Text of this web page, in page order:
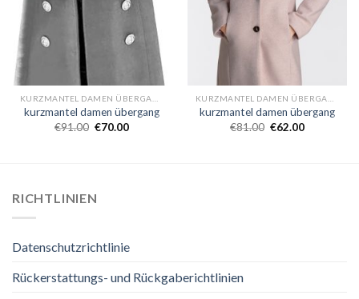
kurzmantel damen übergang
€91.00 €70.00
kurzmantel damen übergang
€81.00 €62.00
RICHTLINIEN
Datenschutzrichtlinie
Rückerstattungs- und Rückgaberichtlinien